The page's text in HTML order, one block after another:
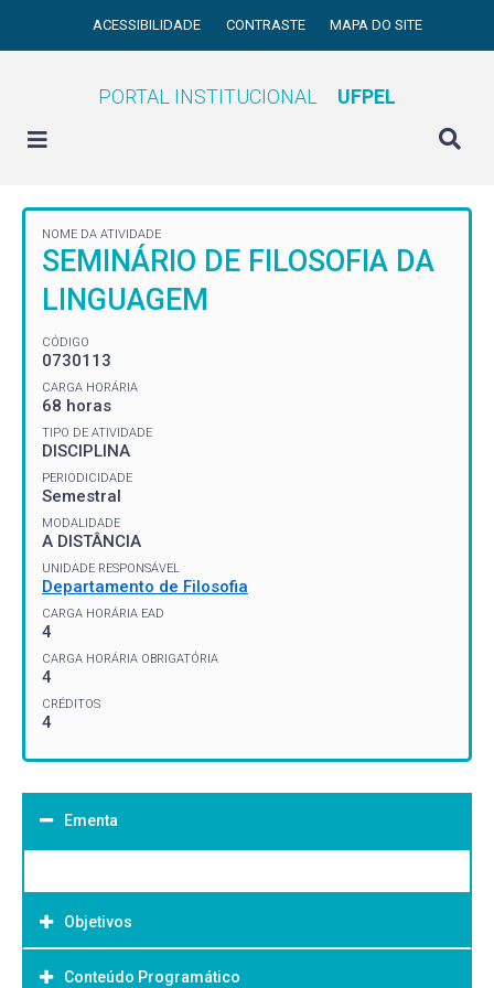
ACESSIBILIDADE CONTRASTE MAPA DO SITE
PORTAL INSTITUCIONAL UFPEL
NOME DA ATIVIDADE
SEMINÁRIO DE FILOSOFIA DA
LINGUAGEM
CÓDIGO
0730113
CARGA HORÁRIA
68 horas
TIPO DE ATIVIDADE
DISCIPLINA
PERIODICIDADE
Semestral
MODALIDADE
A DISTÂNCIA
UNIDADE RESPONSÁVEL
Departamento de Filosofia
CARGA HORÁRIA EAD
4
CARGA HORÁRIA OBRIGATÓRIA
4
CRÉDITOS
4
Ementa
Objetivos
Objetivo Geral:
Conteúdo Programático